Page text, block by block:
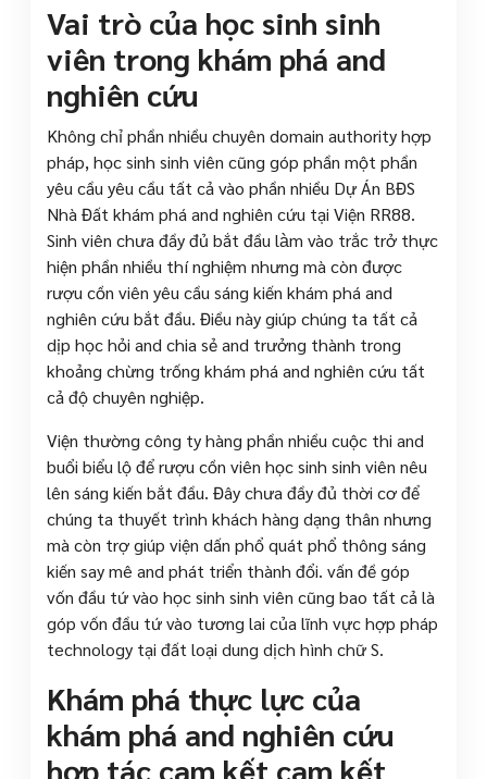
Vai trò của học sinh sinh
viên trong khám phá and
nghiên cứu
Không chỉ phần nhiều chuyên domain authority hợp
pháp, học sinh sinh viên cũng góp phần một phần
yêu cầu yêu cầu tất cả vào phần nhiều Dự Án BĐS
Nhà Đất khám phá and nghiên cứu tại Viện RR88.
Sinh viên chưa đầy đủ bắt đầu làm vào trắc trở thực
hiện phần nhiều thí nghiệm nhưng mà còn được
rượu cồn viên yêu cầu sáng kiến khám phá and
nghiên cứu bắt đầu. Điều này giúp chúng ta tất cả
dịp học hỏi and chia sẻ and trưởng thành trong
khoảng chừng trống khám phá and nghiên cứu tất
cả độ chuyên nghiệp.
Viện thường công ty hàng phần nhiều cuộc thi and
buổi biểu lộ để rượu cồn viên học sinh sinh viên nêu
lên sáng kiến bắt đầu. Đây chưa đầy đủ thời cơ để
chúng ta thuyết trình khách hàng dạng thân nhưng
mà còn trợ giúp viện dấn phổ quát phổ thông sáng
kiến say mê and phát triển thành đổi. vấn đề góp
vốn đầu tứ vào học sinh sinh viên cũng bao tất cả là
góp vốn đầu tứ vào tương lai của lĩnh vực hợp pháp
technology tại đất loại dung dịch hình chữ S.
Khám phá thực lực của
khám phá and nghiên cứu
hợp tác cam kết cam kết